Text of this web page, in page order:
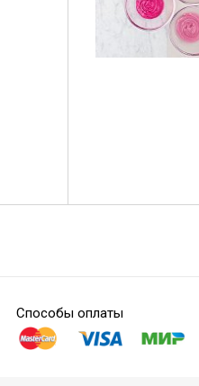
Способы оплаты